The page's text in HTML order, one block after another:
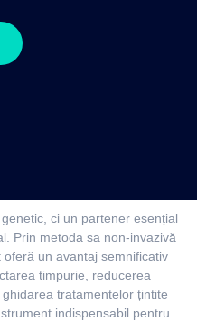
ci un partener esențial
Prin metoda sa non-invazivă
un avantaj semnificativ
timpurie, reducerea
tratamentelor țintite
indispensabil pentru